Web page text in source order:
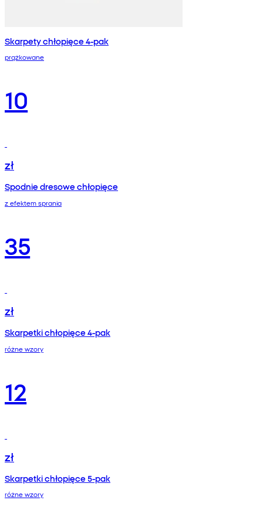
Skarpety chłopięce 4-pak
prążkowane
10
zł
Spodnie dresowe chłopięce
z efektem sprania
35
zł
Skarpetki chłopięce 4-pak
różne wzory
12
zł
Skarpetki chłopięce 5-pak
różne wzory